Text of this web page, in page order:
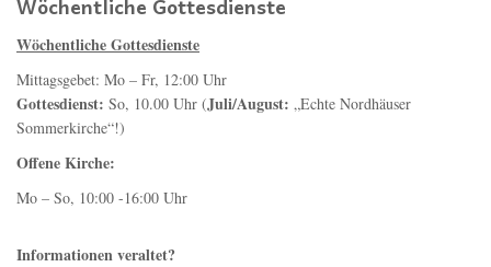
Wöchentliche Gottesdienste
Mittagsgebet: Mo – Fr, 12:00 Uhr
Gottesdienst: So, 10.00 Uhr (Juli/August: „Echte Nordhäuser
Sommerkirche“!)
Offene Kirche:
Mo – So, 10:00 -16:00 Uhr
Informationen veraltet?